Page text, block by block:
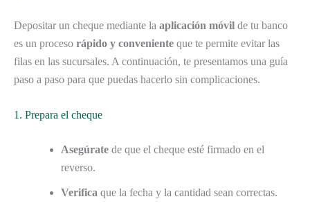
Depositar un cheque mediante la aplicación móvil de tu banco
es un proceso rápido y conveniente que te permite evitar las
filas en las sucursales. A continuación, te presentamos una guía
paso a paso para que puedas hacerlo sin complicaciones.
1. Prepara el cheque
Asegúrate de que el cheque esté firmado en el
reverso.
Verifica que la fecha y la cantidad sean correctas.